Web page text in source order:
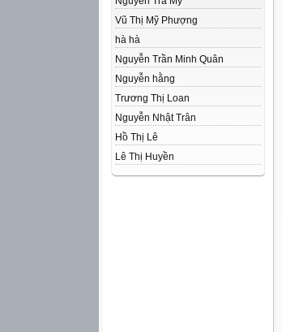
Vũ Thị Mỹ Phượng
hà hà
Nguyễn Trần Minh Quân
Nguyễn hằng
Trương Thị Loan
Nguyễn Nhật Trân
Hồ Thị Lê
Lê Thị Huyền